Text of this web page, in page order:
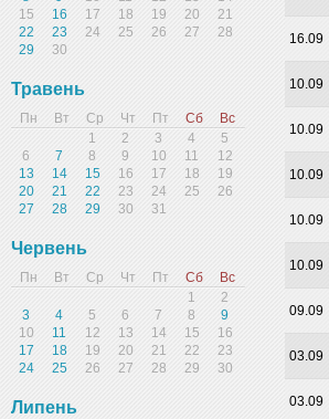
15
16 17 18 19 20
21
22
23 24 25 26 27
28
29
30
Травень
Пн Вт Ср Чт Пт Сб
Вс
1
2 3 4
5
6
7 8 9 10 11
12
13
14 15 16 17 18
19
20
21 22 23 24 25
26
27
28 29 30 31
Червень
Пн Вт Ср Чт Пт Сб
Вс
1
2
3
4 5 6 7 8
9
10
11 12 13 14 15
16
17
18 19 20 21 22
23
24
25 26 27 28 29 30
Липень
16.09
10.09
10.09
10.09
10.09
10.09
09.09
03.09
03.09